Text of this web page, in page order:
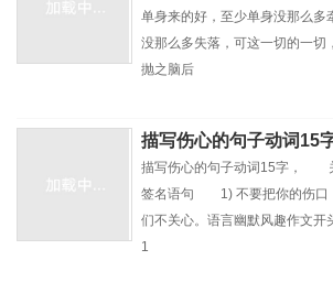
单身来的好，至少单身没那么多
没那么多失落，可这一切的一切
抛之脑后
描写伤心的句子动词15字，
签名语句 1) 不要把你的伤口
们不关心。语言幽默风趣作文开
1